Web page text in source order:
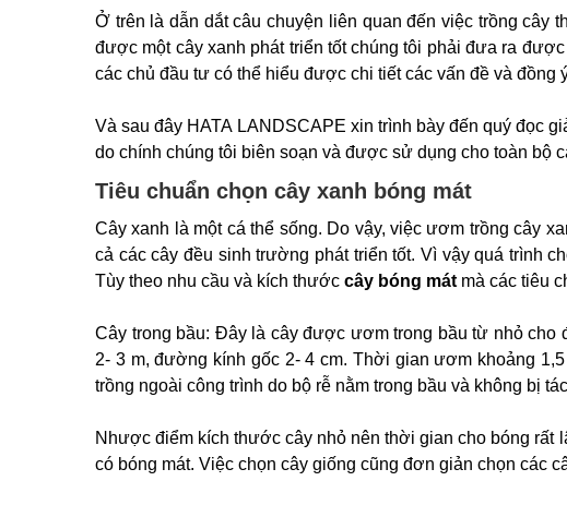
Ở trên là dẫn dắt câu chuyện liên quan đến việc trồng cây
được một cây xanh phát triển tốt chúng tôi phải đưa ra
các chủ đầu tư có thể hiểu được chi tiết các vấn đề và đồng
Và sau đây HATA LANDSCAPE xin trình bày đến quý đọc
do chính chúng tôi biên soạn và được sử dụng cho toàn bộ
Tiêu chuẩn chọn cây xanh bóng mát
Cây xanh là một cá thể sống. Do vậy, việc ươm trồng cây
cả các cây đều sinh trường phát triển tốt. Vì vậy quá trình
Tùy theo nhu cầu và kích thước cây bóng mát mà các tiêu
Cây trong bầu: Đây là cây được ươm trong bầu từ nhỏ
2- 3 m, đường kính gốc 2- 4 cm. Thời gian ươm khoảng
trồng ngoài công trình do bộ rễ nằm trong bầu và không bị
Nhược điểm kích thước cây nhỏ nên thời gian cho bóng rất
có bóng mát. Việc chọn cây giống cũng đơn giản chọn các